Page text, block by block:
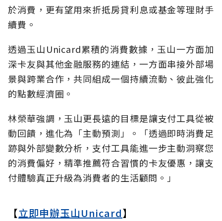
於消費，更有望用來折抵房貸利息或基金等理財手
續費。
透過玉山Unicard累積的消費數據，玉山一方面加
深卡友與其他金融服務的連結，一方面串接外部場
景與跨業合作，共同組成一個持續流動、彼此強化
的點數經濟圈。
林榮華強調，玉山更長遠的目標是讓支付工具從被
動回饋，進化為「主動預測」。「透過即時消費足
跡與外部變數分析，支付工具能進一步主動洞察您
的消費偏好，精準推薦符合習慣的卡友優惠，讓支
付體驗真正升級為消費者的生活顧問。」
【立即申辦玉山Unicard】